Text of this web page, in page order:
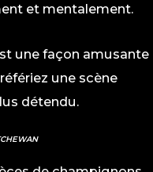
et mentalement.
une façon amusante
une scène
détendu.